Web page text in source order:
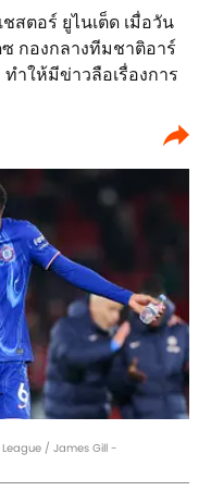
สตอร์ ยูไนเต็ด เมื่อวัน
กองกลางทีมชาติอาร์
ำให้มีข่าวลือเรื่องการ
/ James Gill -